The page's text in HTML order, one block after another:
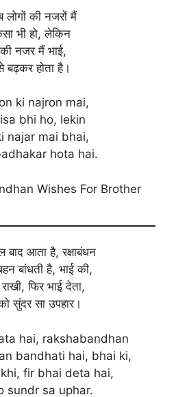
की नजरों मैं
भी हो, लेकिन
नजर मैं भाई,
बढ़कर होता है।
ki najron mai,
bhi ho, lekin
najar mai bhai,
hota hai.
Wishes For Brother
आता है, रक्षाबंधन
बांधती है, भाई की,
फिर भाई देता,
सुंदर सा उपहार।
hai, rakshabandhan
bandhati hai, bhai ki,
fir bhai deta hai,
sundr sa uphar.